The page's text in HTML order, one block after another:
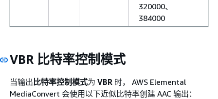
320000、
384000
VBR 比特率控制模式
当输出比特率控制模式为 VBR 时， AWS Elemental
MediaConvert 会使用以下近似比特率创建 AAC 输出：